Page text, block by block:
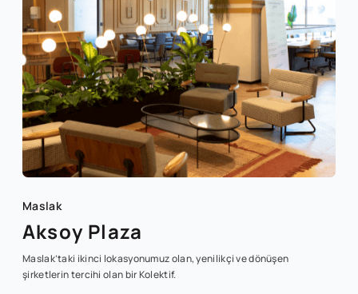
Maslak
Aksoy Plaza
Maslak’taki ikinci lokasyonumuz olan, yenilikçi ve dönüşen
şirketlerin tercihi olan bir Kolektif.